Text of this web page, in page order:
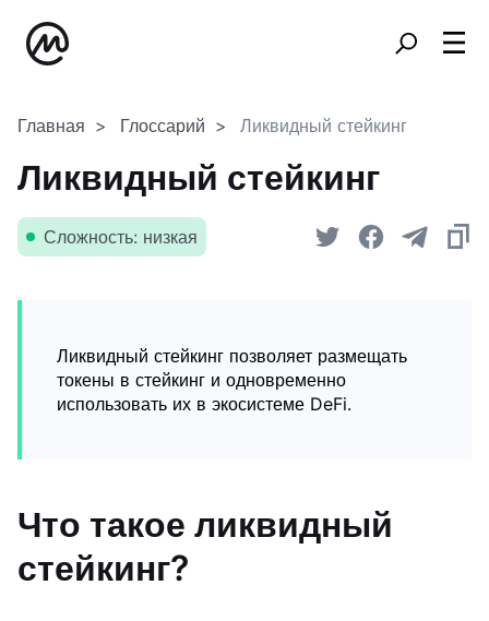
Главная Глоссарий Ликвидный стейкинг
Ликвидный стейкинг
Сложность: низкая
Ликвидный стейкинг позволяет размещать
токены в стейкинг и одновременно
использовать их в экосистеме DeFi.
Что такое ликвидный
стейкинг?